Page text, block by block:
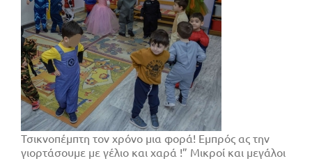
Τσικνοπέμπτη τον χρόνο μια φορά! Εμπρός ας την
γιορτάσουμε με γέλιο και χαρά !” Μικροί και μεγάλοι